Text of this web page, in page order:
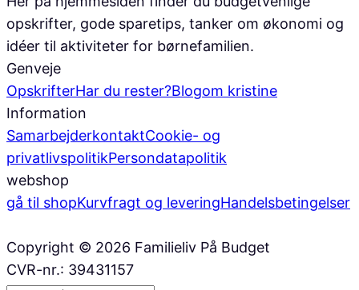
opskrifter, gode sparetips, tanker om økonomi og
idéer til aktiviteter for børnefamilien.
Genveje
OpskrifterHar du rester?Blogom kristine
Information
SamarbejderkontaktCookie- og
privatlivspolitikPersondatapolitik
webshop
gå til shopKurvfragt og leveringHandelsbetingelser
Copyright © 2026 Familieliv På Budget
CVR-nr.: 39431157